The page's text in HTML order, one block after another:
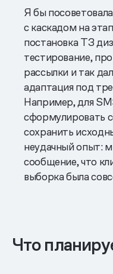
Я бы
с каскадом на
постановка ТЗ
тестирование,
рассылки и так
адаптация под
Например, для
сформулировать
сохранить
неудачный опыт:
сообщение, что
выборка была
Что